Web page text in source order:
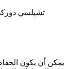
تشيلسي
يمكن أن يكون